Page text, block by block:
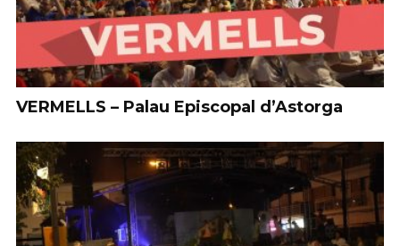
VERMELLS – Palau Episcopal d’Astorga